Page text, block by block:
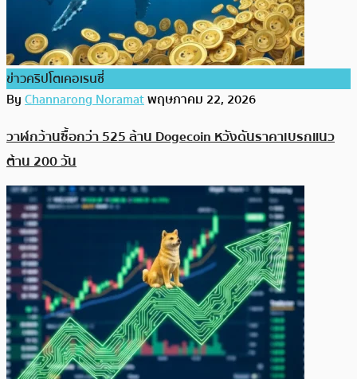
ข่าวคริปโตเคอเรนซี่
ByChannarong Noramatพฤษภาคม 22, 2026
วาฬกว้านซื้อกว่า 525 ล้าน Dogecoin หวังดันราคาเบรกแนว
ต้าน 200 วัน